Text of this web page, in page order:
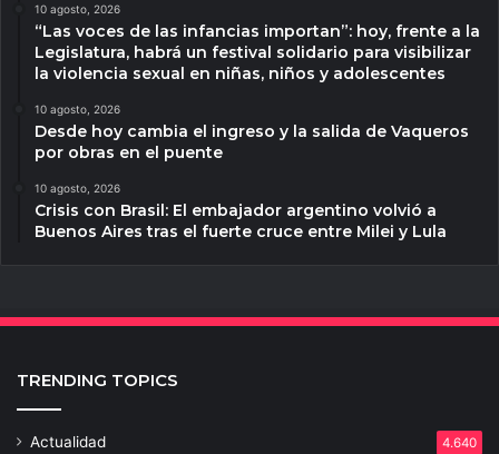
10 agosto, 2026
“Las voces de las infancias importan”: hoy, frente a la
Legislatura, habrá un festival solidario para visibilizar
la violencia sexual en niñas, niños y adolescentes
10 agosto, 2026
Desde hoy cambia el ingreso y la salida de Vaqueros
por obras en el puente
10 agosto, 2026
Crisis con Brasil: El embajador argentino volvió a
Buenos Aires tras el fuerte cruce entre Milei y Lula
TRENDING TOPICS
Actualidad 4.640